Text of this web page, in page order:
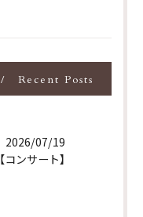
Recent Posts
2026/07/19
【コンサート】